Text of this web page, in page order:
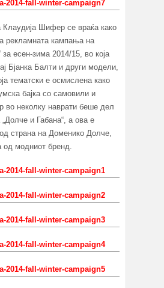
Шифер се враќа како
рекламната кампања на
за есен-зима 2014/15, во која
Бјанка Балти и други модели,
тематски е осмислена како
бајка со самовили и
во неколку наврати беше дел
и Габана“, а ова е
страна на Доменико Долче,
од модниот бренд.